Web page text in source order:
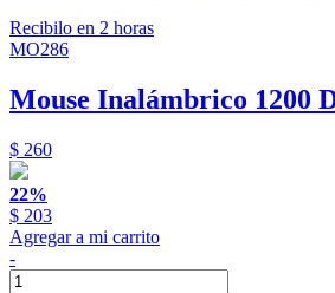
Recibilo en 2 horas
MO286
Mouse Inalámbrico 1200
$ 260
22%
$ 203
Agregar a mi carrito
-